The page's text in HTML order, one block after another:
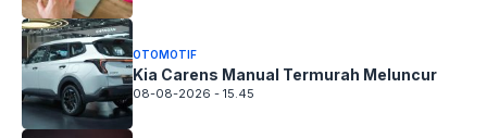
OTOMOTIF
Kia Carens Manual Termurah Meluncur
08-08-2026 - 15.45